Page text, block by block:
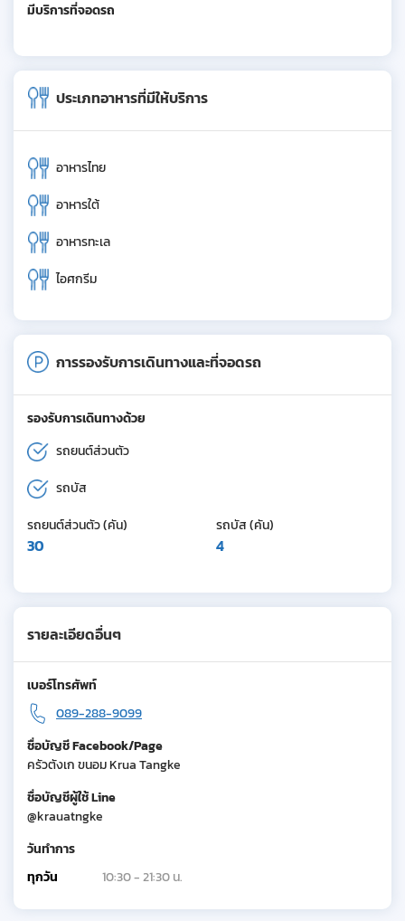
มีบริการที่จอดรถ
ประเภทอาหารที่มีให้บริการ
อาหารไทย
อาหารใต้
อาหารทะเล
ไอศกรีม
การรองรับการเดินทางและที่จอดรถ
รองรับการเดินทางด้วย
รถยนต์ส่วนตัว
รถบัส
รถยนต์ส่วนตัว (คัน)
30
รถบัส (คัน)
4
รายละเอียดอื่นๆ
เบอร์โทรศัพท์
089-288-9099
ชื่อบัญชี Facebook/Page
ครัวตังเก ขนอม Krua Tangke
ชื่อบัญชีผู้ใช้ Line
@krauatngke
วันทำการ
ทุกวัน
10:30 - 21:30 น.